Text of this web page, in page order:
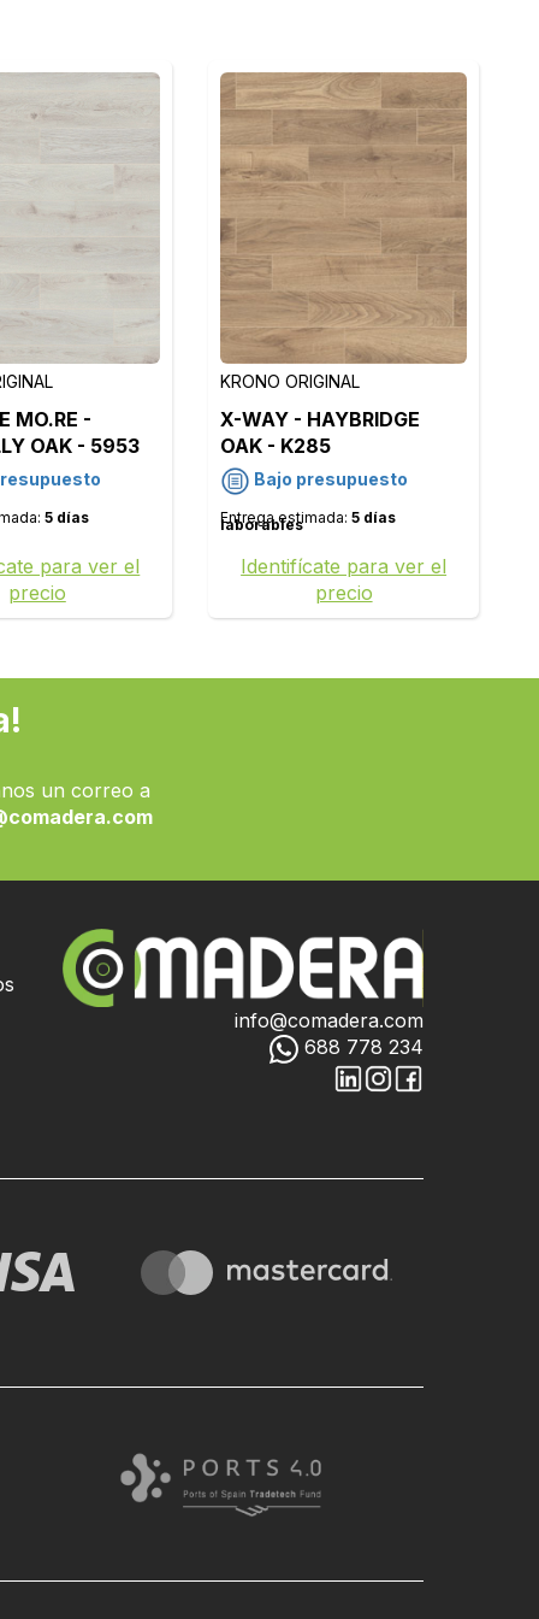
MO.RE -
OAK - 5953
5 días
para ver el
precio
KRONO ORIGINAL
X-WAY - HAYBRIDGE
OAK - K285
Bajo presupuesto
Entrega estimada:5 días
laborables
Identifícate para ver el
precio
un correo a
info@comadera.com
688 778 234